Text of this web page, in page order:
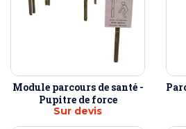
Module parcours de santé -
Pupitre de force
Sur devis